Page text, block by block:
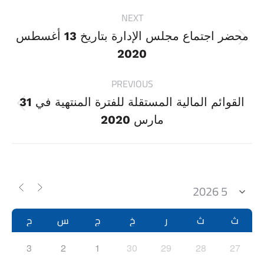
navigation
PREVIOUS
Previous
project:
القوائم المالية المستقلة للفترة المنتهية في 31
مارس 2020
NEXT
Next
project:
محضر اجتماع مجلس الإدارة بتاريخ 13 أغسطس
2020
ث ث ر خ ج س ح
27
28
29
30
1
2
3